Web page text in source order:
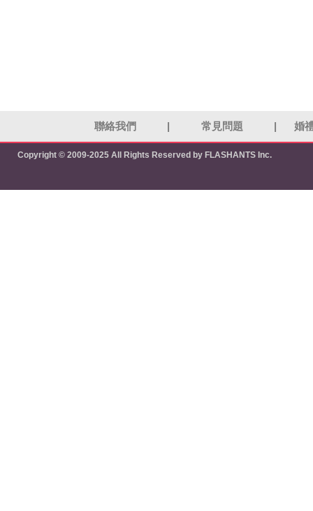
聯絡我們 常見問題 婚
Copyright © 2009-2025 All Rights Reserved by FLASHANTS Inc.